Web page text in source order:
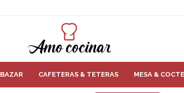
BAZAR CAFETERAS & TETERAS MESA &